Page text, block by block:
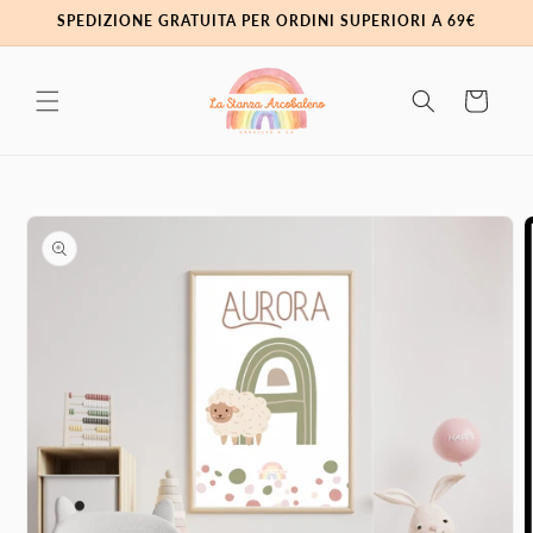
direttamente
ai contenuti
SPEDIZIONE GRATUITA PER ORDINI SUPERIORI A 69€
Carrello
Passa alle
informazioni
sul prodotto